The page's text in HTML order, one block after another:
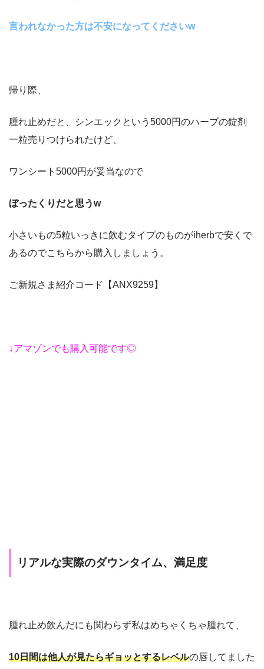
言われなかった方は不安になってくださいw
帰り際、
腫れ止めだと、シンエックという 5000円のハーブの錠剤
一粒売りつけられたけど、
ワンシート5000円が妥当なので
ぼったくりだと思うw
小さいもの5粒いっきに飲むタイプのものがiherbで安くで
あるのでこちらから購入しましょう。
ご新規さま紹介コード【ANX9259】
↓アマゾンでも購入可能です◎
リアルな実際のダウンタイム、満足度
腫れ止め飲んだにも関わらず私はめちゃくちゃ腫れて、
10日間は他人が見たらギョッとするレベルの唇してました